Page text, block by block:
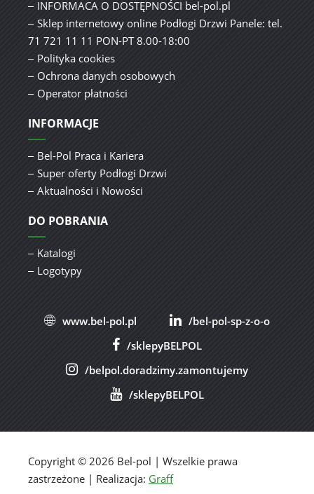
INFORMACA O DOSTĘPNOŚCI bel-pol.pl
Sklep internetowy online Podłogi Drzwi Panele: tel.
71 721 11 11 PON-PT 8.00-18:00
Polityka cookies
Ochrona danych osobowych
Operator płatności
INFORMACJE
Bel-Pol Praca i Kariera
Super oferty Podłogi Drzwi
Aktualności i Nowości
DO POBRANIA
Katalogi
Logotypy
www.bel-pol.pl
/bel-pol-sp-z-o-o
/sklepyBELPOL
/belpol.doradzimy.zamontujemy
/sklepyBELPOL
Copyright © 2026 Bel-pol | Wszelkie prawa
zastrzeżone | Realizacja: Graff